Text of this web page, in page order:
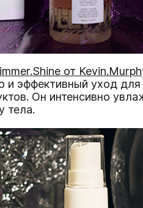
от
и эффективный уход
Он интенсивно
тела.